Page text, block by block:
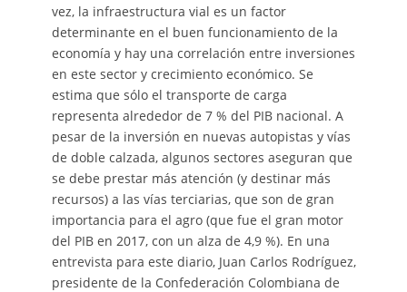
vez, la infraestructura vial es un factor
determinante en el buen funcionamiento de la
economía y hay una correlación entre inversiones
en este sector y crecimiento económico. Se
estima que sólo el transporte de carga
representa alrededor de 7 % del PIB nacional. A
pesar de la inversión en nuevas autopistas y vías
de doble calzada, algunos sectores aseguran que
se debe prestar más atención (y destinar más
recursos) a las vías terciarias, que son de gran
importancia para el agro (que fue el gran motor
del PIB en 2017, con un alza de 4,9 %). En una
entrevista para este diario, Juan Carlos Rodríguez,
presidente de la Confederación Colombiana de